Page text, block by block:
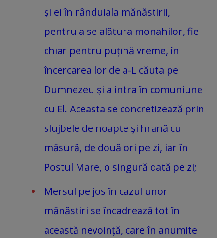
și ei în rânduiala mănăstirii,
pentru a se alătura monahilor, fie
chiar pentru puțină vreme, în
încercarea lor de a-L căuta pe
Dumnezeu și a intra în comuniune
cu El. Aceasta se concretizează prin
slujbele de noapte și hrană cu
măsură, de două ori pe zi, iar în
Postul Mare, o singură dată pe zi;
Mersul pe jos în cazul unor
mănăstiri se încadrează tot în
această nevoință, care în anumite